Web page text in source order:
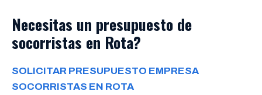
Necesitas un presupuesto de
socorristas en Rota?
SOLICITAR PRESUPUESTO EMPRESA
SOCORRISTAS EN ROTA